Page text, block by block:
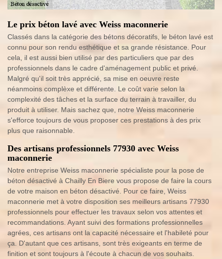
Le prix béton lavé avec Weiss maconnerie
Classés dans la catégorie des bétons décoratifs, le béton lavé est
connu pour son rendu esthétique et sa grande résistance. Pour
cela, il est aussi bien utilisé par des particuliers que par des
professionnels dans le cadre d'aménagement public et privé.
Malgré qu'il soit très apprécié, sa mise en oeuvre reste
néanmoins complèxe et différente. Le coût varie selon la
complexité des tâches et la surface du terrain à travailler, du
produit à utiliser. Mais sachez que, notre Weiss maconnerie
s'efforce toujours de vous proposer ces prestations à des prix
plus que raisonnable.
Des artisans professionnels 77930 avec Weiss
maconnerie
Notre entreprise Weiss maconnerie spécialiste pour la pose de
béton désactivé à Chailly En Biere vous propose de faire la cours
de votre maison en béton désactivé. Pour ce faire, Weiss
maconnerie met à votre disposition ses meilleurs artisans 77930
professionnels pour effectuer les travaux selon vos attentes et
recommandations. Ayant suivi des formations professionnelles
agrées, ces artisans ont la capacité nécessaire et l'habileté pour
ça. D'autant que ces artisans, sont très exigeants en terme de
finition et sont toujours à l'écoute à chacun de vos souhaits.